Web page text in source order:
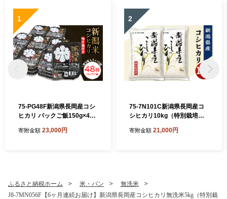
1
75-PG48F新潟県長岡産コシ
ヒカリ パックご飯150g×48
寄附金額 23,000円
2
75-7N101C新潟県長岡産コ
シヒカリ10kg（特別栽培
寄附金額 21,000円
ふるさと納税ホーム 米・パン
無洗米
J8-7MN056F【6ヶ月連続お届け】新潟県長岡産コシヒカリ無洗米5kg（特別栽